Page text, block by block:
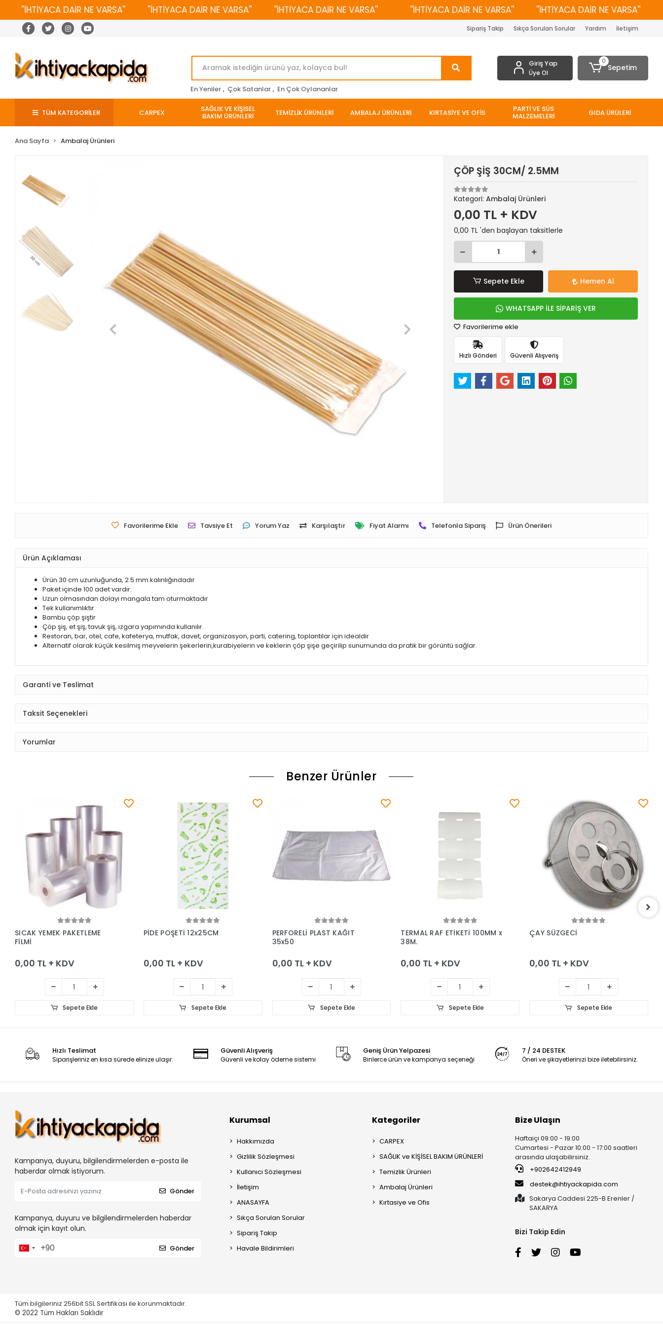
''İHTİYACA DAİR NE VARSA'' ''İHTİYACA DAİR NE VARSA'' ''İHTİYACA DAİR NE VARSA'' ''İHTİYACA DAİR NE VARSA'' ''İHTİYACA DAİR NE VARSA''
Sipariş Takip Sıkça Sorulan Sorular Yardım İletişim
En Yeniler , Çok Satanlar , En Çok Oylananlar
Giriş Yap
Üye Ol
0
Sepetim
TÜM KATEGORİLER CARPEX SAĞLIK VE KİŞİSEL
BAKIM ÜRÜNLERİ TEMİZLİK ÜRÜNLERİ AMBALAJ ÜRÜNLERİ KIRTASİYE VE OFİS PARTİ VE SÜS
MALZEMELERİ GIDA ÜRÜLERİ
Ana Sayfa Ambalaj Ürünleri
ÇÖP ŞİŞ 30CM/ 2.5MM
Kategori: Ambalaj Ürünleri
0,00 TL + KDV
0,00 TL 'den başlayan taksitlerle
Sepete Ekle Hemen Al
WHATSAPP İLE SİPARİŞ VER
Favorilerime ekle
Hızlı Gönderi Güvenli Alışveriş
Favorilerime Ekle Tavsiye Et Yorum Yaz Karşılaştır Fiyat Alarmı Telefonla Sipariş Ürün Önerileri
Ürün Açıklaması
Ürün 30 cm uzunluğunda, 2.5 mm kalınlığındadır
Paket içinde 100 adet vardır.
Uzun olmasından dolayı mangala tam oturmaktadır
Tek kullanımlıktır
Bambu çöp şiştir
Çöp şiş, et şiş, tavuk şiş, ızgara yapımında kullanılır.
Restoran, bar, otel, cafe, kafeterya, mutfak, davet, organizasyon, parti, catering, toplantılar için idealdir
Alternatif olarak küçük kesilmiş meyvelerin şekerlerin,kurabiyelerin ve keklerin çöp şişe geçirilip sunumunda da pratik bir görüntü sağlar.
Garanti ve Teslimat
Taksit Seçenekleri
Yorumlar
Benzer Ürünler
Sepete Ekle
SICAK YEMEK PAKETLEME
FİLMİ
0,00 TL + KDV
Sepete Ekle
Sepete Ekle
PİDE POŞETİ 12x25CM
0,00 TL + KDV
Sepete Ekle
Sepete Ekle
PERFORELİ PLAST KAĞIT
35x50
0,00 TL + KDV
Sepete Ekle
Sepete Ekle
TERMAL RAF ETİKETİ 100MM x
38M.
0,00 TL + KDV
Sepete Ekle
Sepete Ekle
ÇAY SÜZGECİ
0,00 TL + KDV
Sepete Ekle
Hızlı Teslimat
Siparişleriniz en kısa sürede elinize ulaşır.
Güvenli Alışveriş
Güvenli ve kolay ödeme sistemi
Geniş Ürün Yelpazesi
Binlerce ürün ve kampanya seçeneği
7 / 24 DESTEK
Öneri ve şikayetlerinizi bize iletebilirsiniz.
Kampanya, duyuru, bilgilendirmelerden e-posta ile
haberdar olmak istiyorum.
Gönder
Kampanya, duyuru ve bilgilendirmelerden haberdar
olmak için kayıt olun.
Gönder
Kurumsal
Hakkımızda
Gizlilik Sözleşmesi
Kullanıcı Sözleşmesi
İletişim
ANASAYFA
Sıkça Sorulan Sorular
Sipariş Takip
Havale Bildirimleri
Kategoriler
CARPEX
SAĞLIK ve KİŞİSEL BAKIM ÜRÜNLERİ
Temizlik Ürünleri
Ambalaj Ürünleri
Kırtasiye ve Ofis
Bize Ulaşın
Haftaiçi 09:00 - 19:00
Cumartesi - Pazar 10:00 - 17:00 saatleri
arasında ulaşabilirsiniz.
+902642412949
destek@ihtiyackapida.com
Sakarya Caddesi 225-B Erenler /
SAKARYA
Bizi Takip Edin
Tüm bilgileriniz 256bit SSL Sertifikası ile korunmaktadır.
© 2022 Tüm Hakları Saklıdır